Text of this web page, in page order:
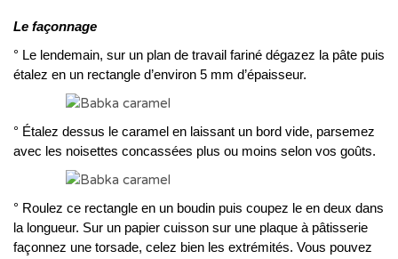
Le façonnage
° Le lendemain, sur un plan de travail fariné dégazez la pâte puis
étalez en un rectangle d’environ 5 mm d’épaisseur.
° Étalez dessus le caramel en laissant un bord vide, parsemez
avec les noisettes concassées plus ou moins selon vos goûts.
° Roulez ce rectangle en un boudin puis coupez le en deux dans
la longueur. Sur un papier cuisson sur une plaque à pâtisserie
façonnez une torsade, celez bien les extrémités. Vous pouvez